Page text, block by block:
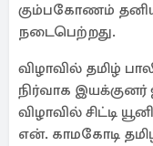
கும்பகோணம்
நடைபெற்றது.
விழாவில் தமிழ்
நிர்வாக
விழாவில் சிட்டி
என். காமகோடி